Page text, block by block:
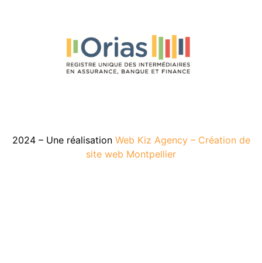
2024 – Une réalisation Web Kiz Agency – Création de
site web Montpellier